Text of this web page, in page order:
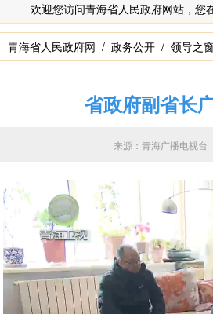
欢迎您访问青海省人民政府网站，您
青海省人民政府网 / 政务公开 / 领导之
省政府副省长
来源：青海广播电视